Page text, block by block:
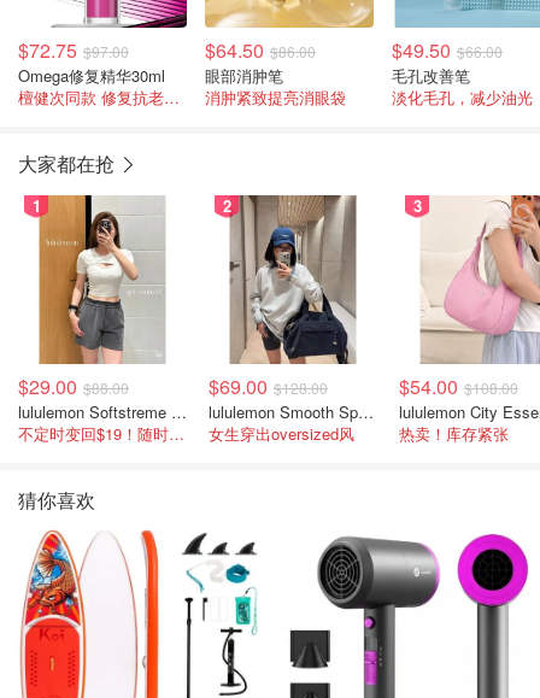
$72.75 $97.00
Omega修复精华30ml
檀健次同款 修复抗老舒缓 1瓶多效
$64.50 $86.00
眼部消肿笔
消肿紧致提亮消眼袋
$49.50 $66.00
毛孔改善笔
淡化毛孔，减少油光
大家都在抢
1
$29.00 $88.00
lululemon Softstreme 女士高腰短裤 10cm
不定时变回$19！随时点进来看
2
$69.00 $128.00
lululemon Smooth Spacer 经典卫衣
女生穿出oversized风
3
$54.00 $108.00
热卖！库存紧张
猜你喜欢